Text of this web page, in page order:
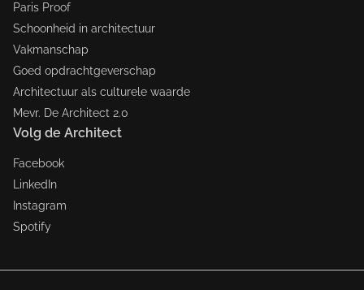
Paris Proof
Schoonheid in architectuur
Vakmanschap
Goed opdrachtgeverschap
Architectuur als culturele waarde
Mevr. De Architect 2.0
Volg de Architect
Facebook
LinkedIn
Instagram
Spotify